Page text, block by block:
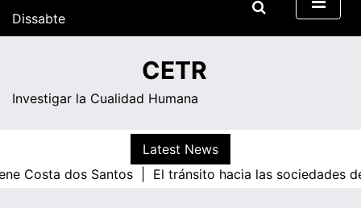
Dissabte
CETR
Investigar la Cualidad Humana
Latest News
dos Santos |El tránsito hacia las sociedades de